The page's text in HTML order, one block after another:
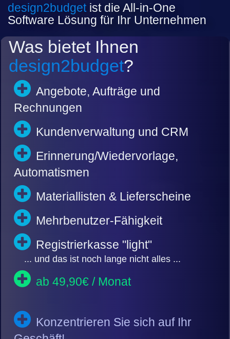
design2budgetist die All-in-One
Software Lösung für Ihr Unternehmen
Was bietet Ihnen
design2budget?
Angebote, Aufträge und
Rechnungen
Kundenverwaltung und CRM
Erinnerung/Wiedervorlage,
Automatismen
Materiallisten & Lieferscheine
Mehrbenutzer-Fähigkeit
Registrierkasse "light"
... und das ist noch lange nicht alles ...
ab 49,90€ / Monat
Konzentrieren Sie sich auf Ihr